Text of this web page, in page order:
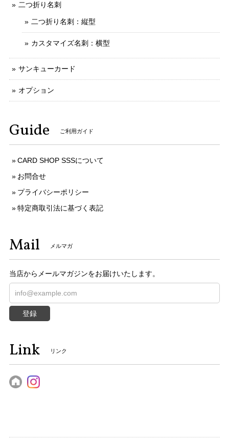
二つ折り名刺
二つ折り名刺：縦型
カスタマイズ名刺：横型
サンキューカード
オプション
Guide ご利用ガイド
CARD SHOP SSSについて
お問合せ
プライバシーポリシー
特定商取引法に基づく表記
Mail メルマガ
当店からメールマガジンをお届けいたします。
登録
Link リンク